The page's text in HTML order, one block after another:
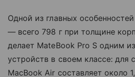
Одной из главных
— всего 798 г при толщине
делает MateBook Pro S одним
устройств в своем классе: для
MacBook Air составляет около